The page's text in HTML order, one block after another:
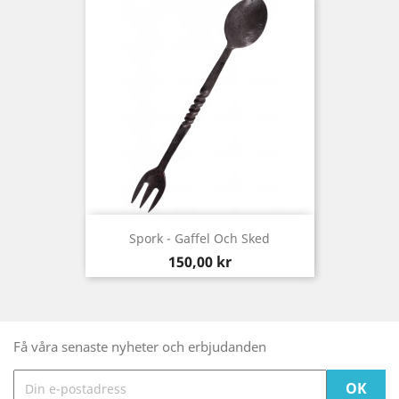
Spork - Gaffel Och Sked
Pris
150,00 kr
Få våra senaste nyheter och erbjudanden